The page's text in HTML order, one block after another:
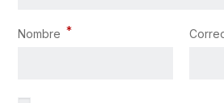
Nombre *